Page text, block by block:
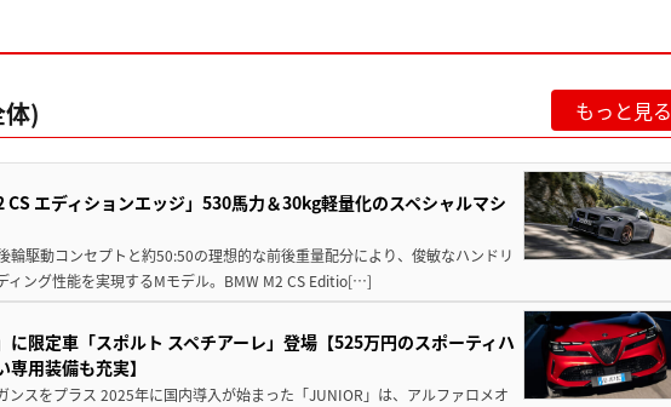
) もっと見る
エディションエッジ」530馬力＆30kg軽量化のスペシャルマシ
輪駆動コンセプトと約50:50の理想的な前後重量配分により、俊敏なハンドリ
ィング性能を実現するMモデル。BMW M2 CS Editio[…]
に限定車「スポルト スペチアーレ」登場【525万円のスポーティハ
用装備も充実】
ンスをプラス 2025年に国内導入が始まった「JUNIOR」は、アルファロメオ